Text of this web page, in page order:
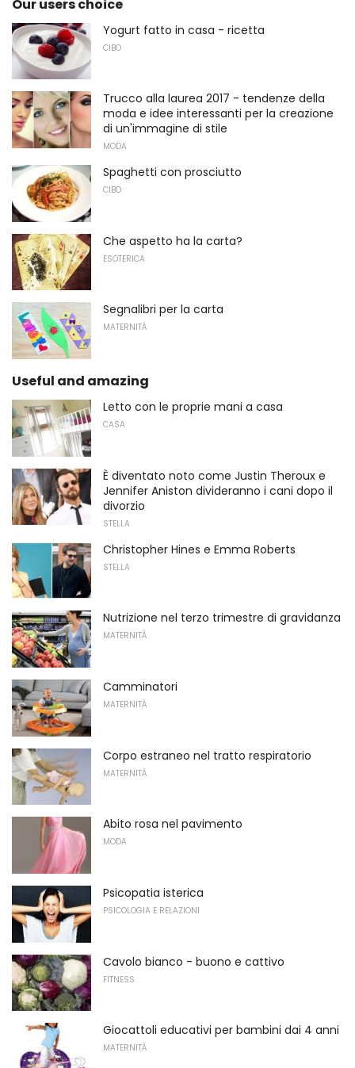
Our users choice
Yogurt fatto in casa - ricetta
CIBO
Trucco alla laurea 2017 - tendenze della
moda e idee interessanti per la creazione
di un'immagine di stile
MODA
Spaghetti con prosciutto
CIBO
Che aspetto ha la carta?
ESOTERICA
Segnalibri per la carta
MATERNITÀ
Useful and amazing
Letto con le proprie mani a casa
CASA
È diventato noto come Justin Theroux e
Jennifer Aniston divideranno i cani dopo il
divorzio
STELLA
Christopher Hines e Emma Roberts
STELLA
Nutrizione nel terzo trimestre di gravidanza
MATERNITÀ
Camminatori
MATERNITÀ
Corpo estraneo nel tratto respiratorio
MATERNITÀ
Abito rosa nel pavimento
MODA
Psicopatia isterica
PSICOLOGIA E RELAZIONI
Cavolo bianco - buono e cattivo
FITNESS
Giocattoli educativi per bambini dai 4 anni
MATERNITÀ